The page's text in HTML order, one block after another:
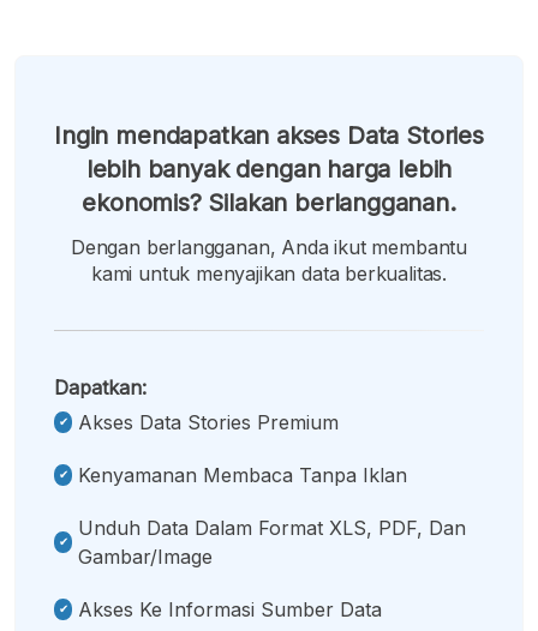
Ingin mendapatkan akses Data Stories
lebih banyak dengan harga lebih
ekonomis? Silakan berlangganan.
Dengan berlangganan, Anda ikut membantu
kami untuk menyajikan data berkualitas.
Dapatkan:
Akses Data Stories Premium
Kenyamanan Membaca Tanpa Iklan
Unduh Data Dalam Format XLS, PDF, Dan
Gambar/image
Akses Ke Informasi Sumber Data